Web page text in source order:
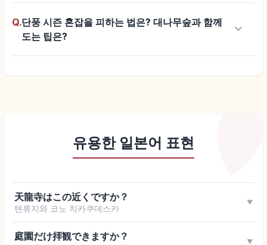
Q.단풍 시즌 혼잡을 피하는 법은? 대나무숲과 함께
도는 팁은?
keyboard_arrow_down
유용한 일본어 표현
天龍寺はこの近くですか？
텐류지와 코노 치카쿠데스카
▼
庭園だけ拝観できますか？ ▼